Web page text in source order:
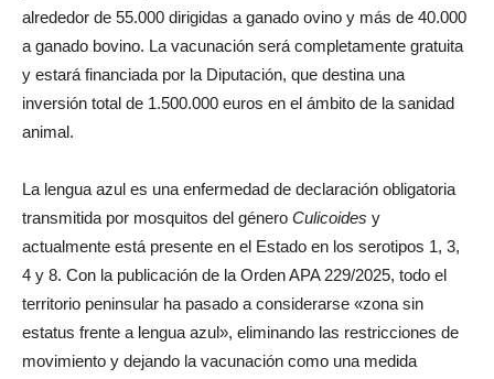
alrededor de 55.000 dirigidas a ganado ovino y más de 40.000
a ganado bovino. La vacunación será completamente gratuita
y estará financiada por la Diputación, que destina una
inversión total de 1.500.000 euros en el ámbito de la sanidad
animal.
La lengua azul es una enfermedad de declaración obligatoria
transmitida por mosquitos del género Culicoides y
actualmente está presente en el Estado en los serotipos 1, 3,
4 y 8. Con la publicación de la Orden APA 229/2025, todo el
territorio peninsular ha pasado a considerarse «zona sin
estatus frente a lengua azul», eliminando las restricciones de
movimiento y dejando la vacunación como una medida